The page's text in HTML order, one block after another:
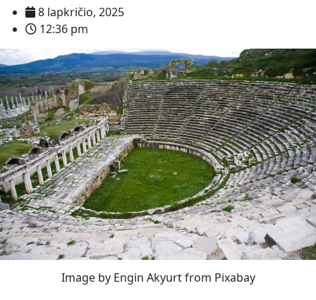
8 lapkričio, 2025
12:36 pm
Image by Engin Akyurt from Pixabay